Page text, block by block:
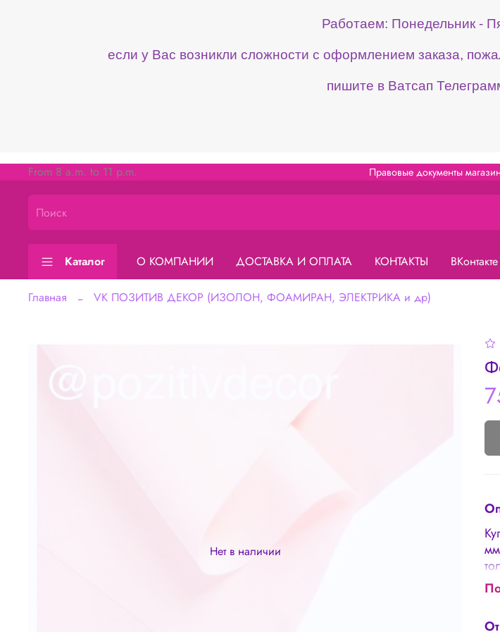
Работаем: Понедельник -
если у Вас возникли сложности с оформлением заказа,
пишите в Ватсап
Правовые документы
From 8 a.m. to 11 p.m.
Каталог О КОМПАНИИ ДОСТАВКА И ОПЛАТА КОНТАКТЫ
Главная VK ПОЗИТИВ ДЕКОР (ИЗОЛОН, ФОАМИРАН, ЭЛЕКТРИКА и др)
Нет в наличии